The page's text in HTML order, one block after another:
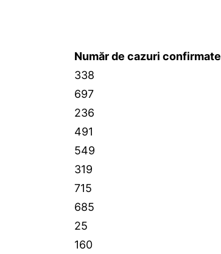
Număr de cazuri confirmate
338
697
236
491
549
319
715
685
25
160